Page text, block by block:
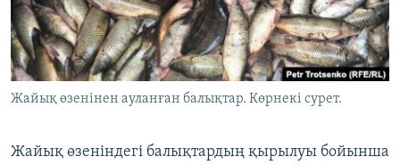
ЖАЗЫЛЫҢЫЗ
Жайық өзенінен ауланған балықтар. Көрнекі сурет.
Жайық өзеніндегі балықтардың қырылуы бойынша